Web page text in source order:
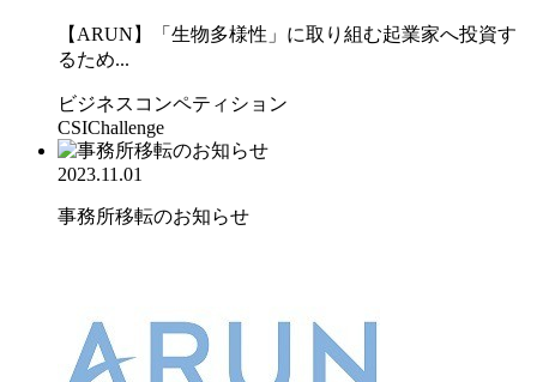
【ARUN】「生物多様性」に取り組む起業家へ投資す
るため...
ビジネスコンペティション
CSIChallenge
2023.11.01
事務所移転のお知らせ